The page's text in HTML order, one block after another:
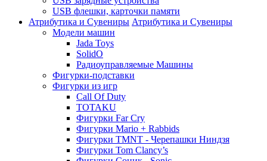
USB флешки, карточки памяти
Атрибутика и Сувениры Атрибутика и Сувениры
Модели машин
Jada Toys
SolidO
Радиоуправляемые Машины
Фигурки-подставки
Фигурки из игр
Call Of Duty
TOTAKU
Фигурки Far Cry
Фигурки Mario + Rabbids
Фигурки TMNT - Черепашки Ниндзя
Фигурки Tom Clancy’s